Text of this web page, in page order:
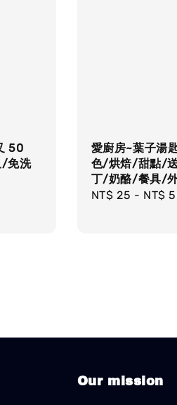
50
/免洗
愛廚房~葉子湯
色/烘焙/甜點/
丁/奶酪/餐具/
Sale
NT$ 25 - NT$
Our mission